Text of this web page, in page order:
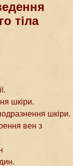
тіла
шкіри.
шкіри.
вен з